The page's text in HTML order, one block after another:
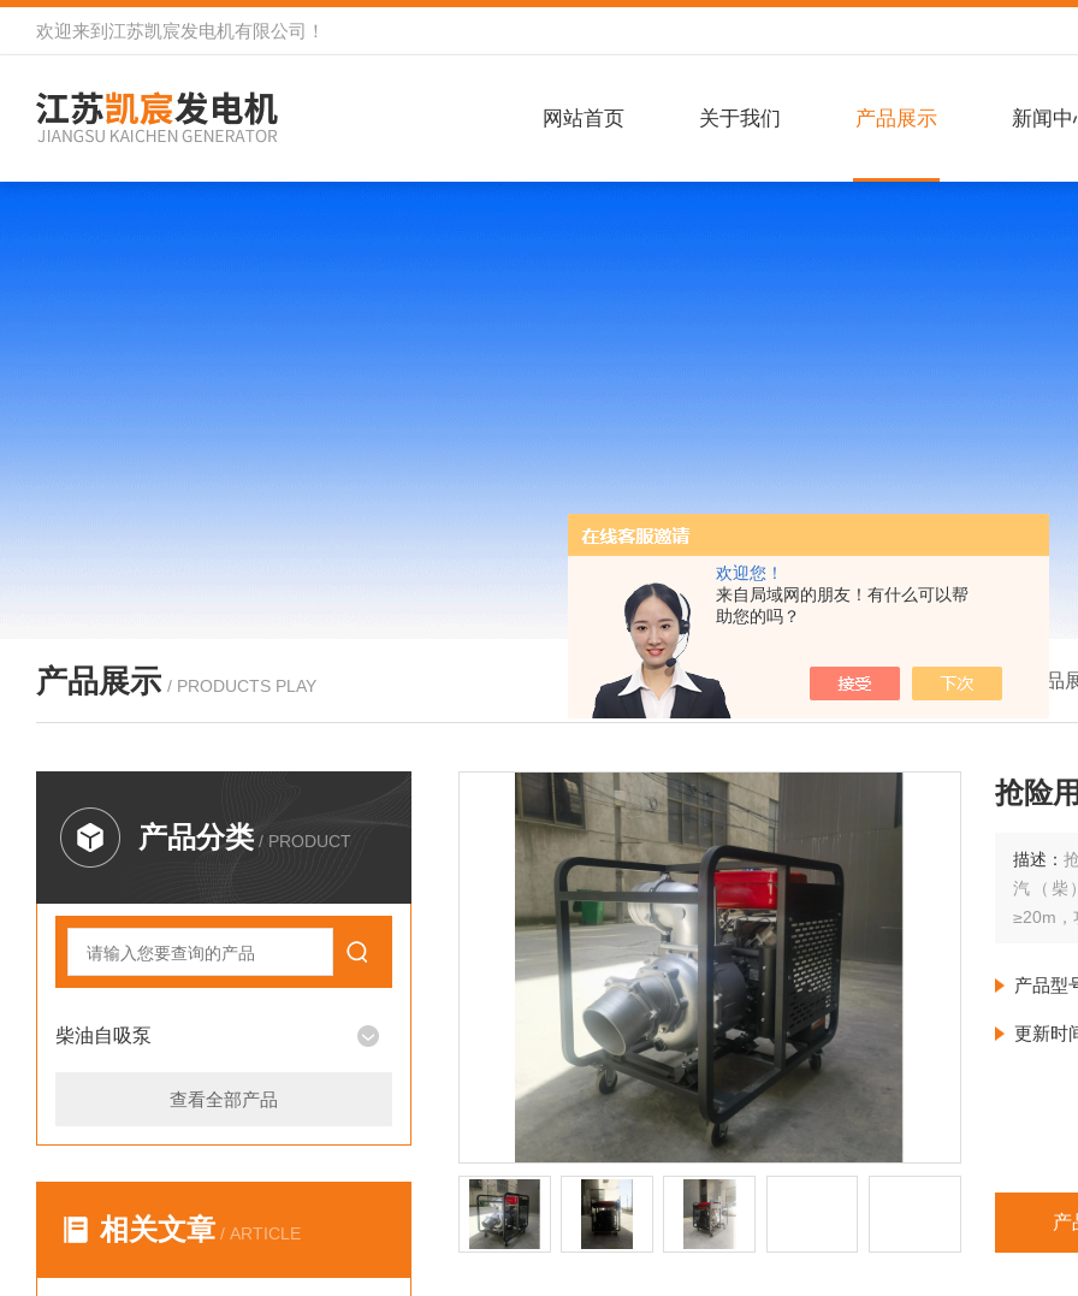
欢迎您！
来自局域网的朋友！有什么可以帮
助您的吗？
欢迎来到 江苏凯宸发电机有限公司 ！
网站首页 关于我们 产品展示 新闻中
产品展示 / PRODUCTS PLAY 我的位置：首页 产品
产品分类 / PRODUCT
柴油自吸泵
查看全部产品
相关文章 / ARTICLE
抢险
描述：
汽（柴
≥20m，
产品型
更新时
产